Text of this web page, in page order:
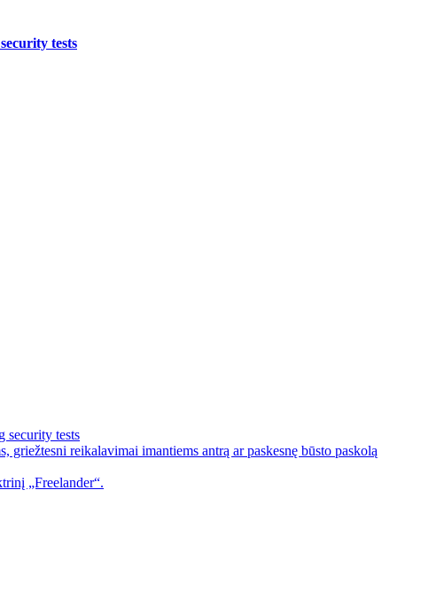
tests
security tests
reikalavimai imantiems antrą ar paskesnę būsto paskolą
„Freelander“.